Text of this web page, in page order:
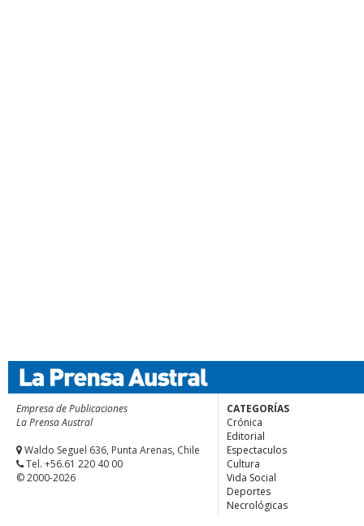
Empresa de Publicaciones
La Prensa Austral
Waldo Seguel 636, Punta Arenas, Chile
Tel. +56.61 220 40 00
© 2000-2026
CATEGORÍAS
Crónica
Editorial
Espectaculos
Cultura
Vida Social
Deportes
Necrológicas